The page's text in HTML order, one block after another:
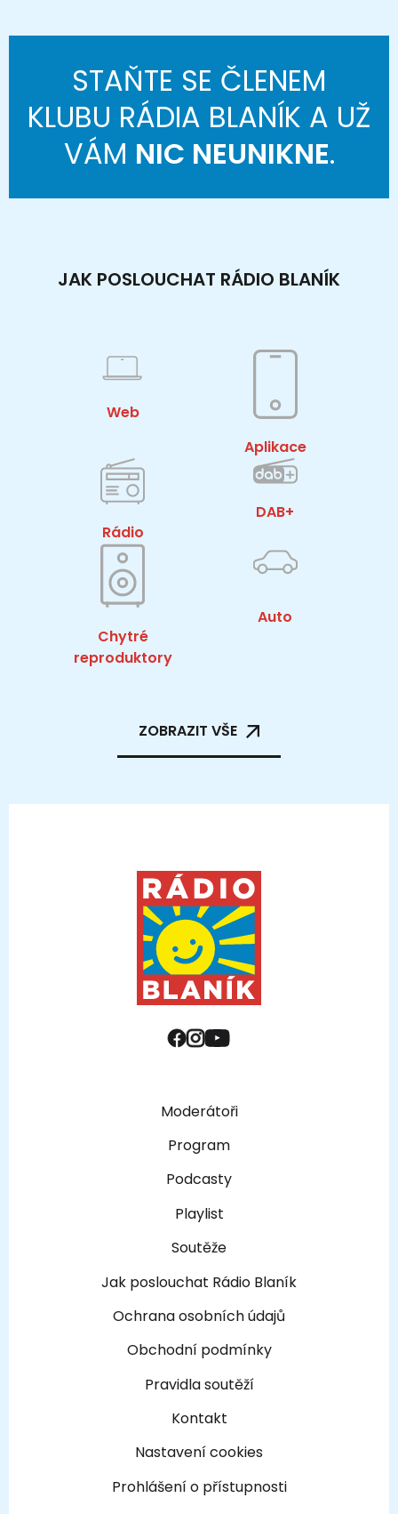
STAŇTE SE ČLENEM
KLUBU RÁDIA BLANÍK A UŽ
VÁM NIC NEUNIKNE.
JAK POSLOUCHAT RÁDIO BLANÍK
Web
Aplikace
Rádio
DAB+
Chytré
reproduktory
Auto
ZOBRAZIT VŠE
Moderátoři
Program
Podcasty
Playlist
Soutěže
Jak poslouchat Rádio Blaník
Ochrana osobních údajů
Obchodní podmínky
Pravidla soutěží
Kontakt
Nastavení cookies
Prohlášení o přístupnosti